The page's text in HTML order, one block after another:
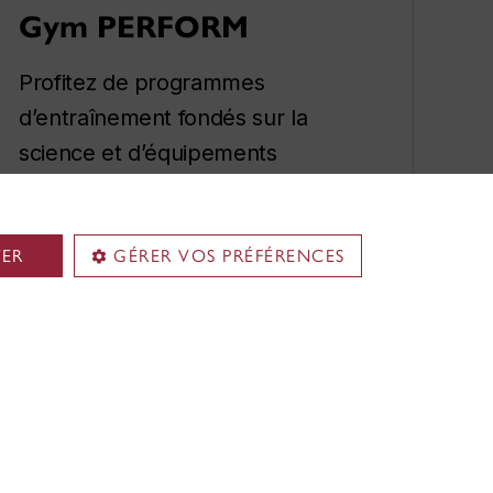
GÉRER VOS PRÉFÉRENCES
Gym PERFORM
Profitez de programmes
d’entraînement fondés sur la
science et d’équipements
communauté sportive.